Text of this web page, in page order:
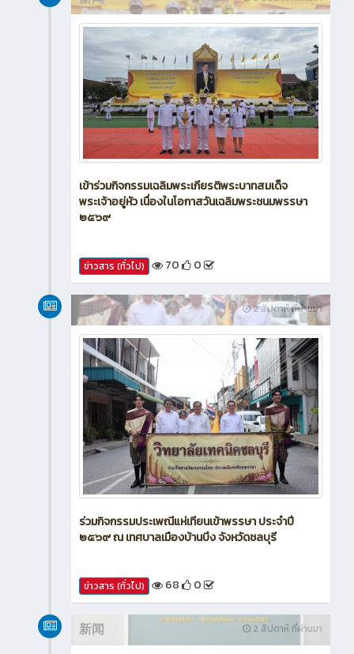
เข้าร่วมกิจกรรมเฉลิมพระเกียรติพระบาทสมเด็จ
พระเจ้าอยู่หัว เนื่องในโอกาสวันเฉลิมพระชนมพรรษา
๒๕๖๙
ข่าวสาร (ทั่วไป) 70 0
2 สัปดาห์ ที่ผ่านมา
新闻
ร่วมกิจกรรมประเพณีแห่เทียนเข้าพรรษา ประจำปี
๒๕๖๙ ณ เทศบาลเมืองบ้านบึง จังหวัดชลบุรี
ข่าวสาร (ทั่วไป) 68 0
2 สัปดาห์ ที่ผ่านมา
新闻